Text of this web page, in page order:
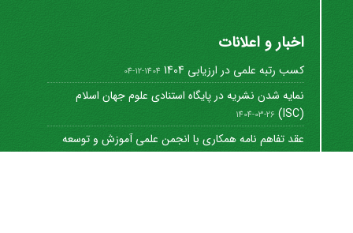
اخبار و اعلانات
کسب رتبه علمی در ارزیابی 1404 1404-12-04
نمایه شدن نشریه در پایگاه استنادی علوم جهان اسلام
(ISC)
1404-03-26
عقد تفاهم نامه همکاری با انجمن علمی آموزش و توسعه
منابع ...